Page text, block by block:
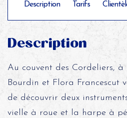
Description Tarifs
Description
Au couvent des Cordeliers, à
Bourdin et Flora Francescut
de découvrir deux
vielle à roue et la harpe à